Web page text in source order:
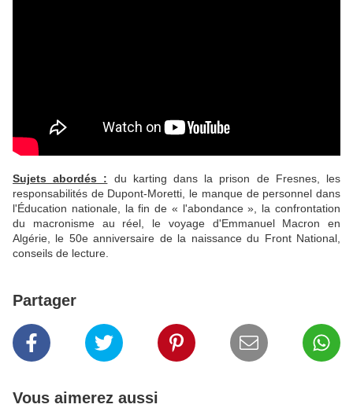
Sujets abordés : du karting dans la prison de Fresnes, les
responsabilités de Dupont-Moretti, le manque de personnel dans
l'Éducation nationale, la fin de « l'abondance », la confrontation
du macronisme au réel, le voyage d'Emmanuel Macron en
Algérie, le 50e anniversaire de la naissance du Front National,
conseils de lecture.
Partager
Vous aimerez aussi